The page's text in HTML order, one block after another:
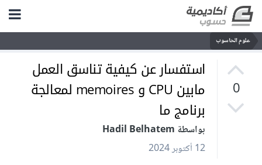
علوم الحاسوب
0
استفسار عن كيفية تناسق العمل
مابين CPU و memoires لمعالجة
برنامج ما
بواسطة Hadil Belhatem
12 أكتوبر 2024